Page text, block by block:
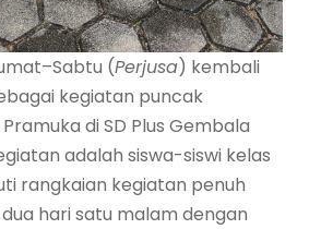
(Perjusa) kembali
kegiatan puncak
di SD Plus Gembala
adalah siswa-siswi kelas
rangkaian kegiatan penuh
hari satu malam dengan